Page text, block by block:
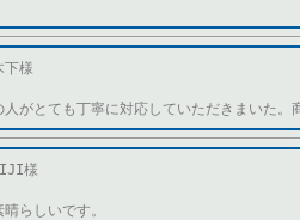
下様
がとても丁寧に対応していただきまいた。
様
らしいです。